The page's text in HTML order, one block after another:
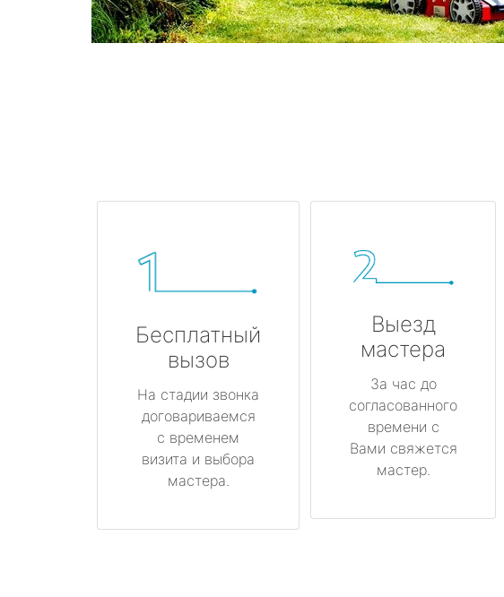
Бесплатный
вызов
На стадии звонка
договариваемся
с временем
визита и выбора
мастера.
Выезд
мастера
За час до
согласованного
времени с
Вами свяжется
мастер.